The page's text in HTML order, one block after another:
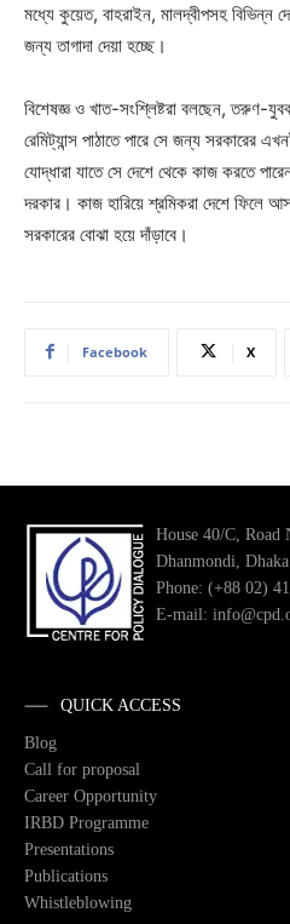
মধ্যে কুয়েত, বাহরাইন, মালদ্বীপসহ বিভিন্ন
জন্য তাগাদা দেয়া হচ্ছে।
বিশেষজ্ঞ ও খাত-সংশ্লিষ্টরা বলছেন, তরুণ-
রেমিট্যান্স পাঠাতে পারে সে জন্য সরকারের
যোদ্ধারা যাতে সে দেশে থেকে কাজ করতে
দরকার। কাজ হারিয়ে শ্রমিকরা দেশে ফিলে
সরকারের বোঝা হয়ে দাঁড়াবে।
Facebook X
House 40/C, Road
Dhanmondi,
Phone: (+88 02)
E-mail:
QUICK ACCESS
Blog
Call for proposal
Career Opportunity
IRBD Programme
Presentations
Publications
Whistleblowing